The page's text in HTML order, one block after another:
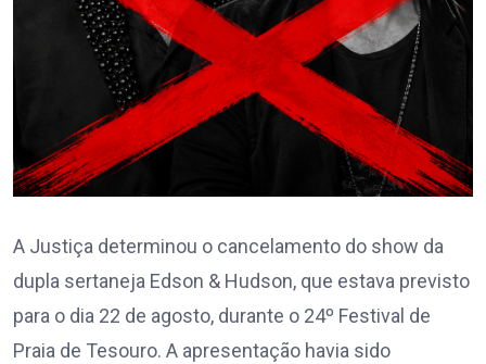
A Justiça determinou o cancelamento do show da
dupla sertaneja Edson & Hudson, que estava previsto
para o dia 22 de agosto, durante o 24º Festival de
Praia de Tesouro. A apresentação havia sido